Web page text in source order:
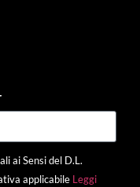
ai Sensi del D.L.
applicabile Leggi